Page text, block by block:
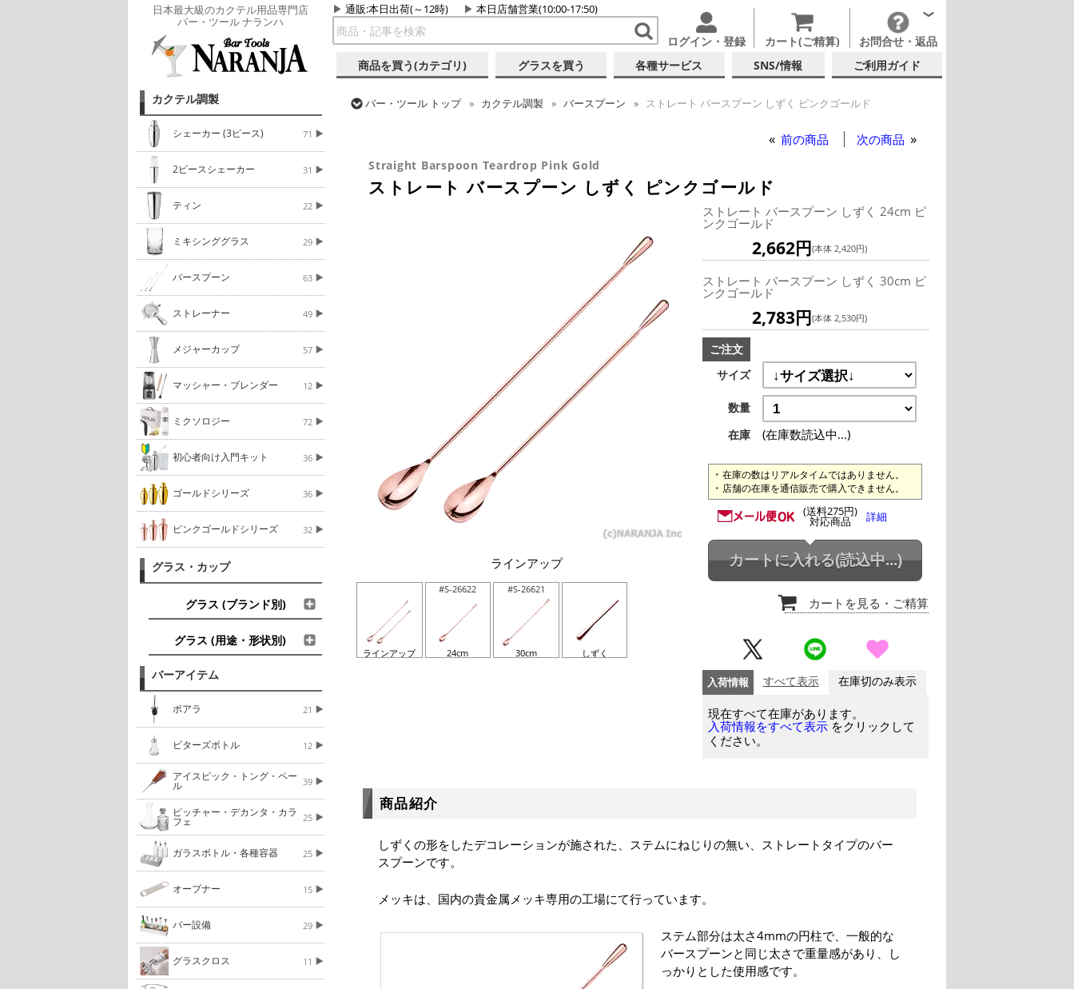
日本最大級のカクテル用品専門店
バー・ツール ナランハ
通販:本日出荷(～12時) 本日店舗営業(10:00-17:50)
ログイン・登録 カート(ご精算) お問合せ・返品
商品を買う(カテゴリ) グラスを買う 各種サービス SNS/情報 ご利用ガイド
カクテル調製
シェーカー (3ピース) 71
2ピースシェーカー 31
ティン 22
ミキシンググラス 29
バースプーン 63
ストレーナー 49
メジャーカップ 57
マッシャー・ブレンダー 12
ミクソロジー 72
初心者向け入門キット 36
ゴールドシリーズ 36
ピンクゴールドシリーズ 32
グラス・カップ
グラス (ブランド別)
グラス (用途・形状別)
バーアイテム
ポアラ 21
ビターズボトル 12
アイスピック・トング・ペー
ル 39
ピッチャー・デカンタ・カラ
フェ 25
ガラスボトル・各種容器 25
オープナー 15
バー設備 29
グラスクロス 11
バー・ツール トップ カクテル調製 バースプーン
ストレート バースプーン しずく ピンクゴールド
前の商品 次の商品
Straight Barspoon Teardrop Pink Gold
ストレート バースプーン しずく ピンクゴールド
ラインアップ
ラインアップ
#S-26622
24cm
#S-26621
30cm しずく
ストレート バースプーン しずく 24cm ピ
ンクゴールド
2,662円(本体 2,420円)
ストレート バースプーン しずく 30cm ピ
ンクゴールド
2,783円(本体 2,530円)
ご注文
サイズ
数量
在庫
(在庫数読込中...)
在庫の数はリアルタイムではありません。
店舗の在庫を通信販売で購入できません。
(送料275円)
対応商品 詳細
カートに入れる(読込中...)
カートを見る ・ご精算
入荷情報 すべて表示 在庫切のみ表示
現在すべて在庫があります。
入荷情報をすべて表示 をクリックして
ください。
商品紹介
しずくの形をしたデコレーションが施された、ステムにねじりの無い、ストレートタイプのバー
スプーンです。
メッキは、国内の貴金属メッキ専用の工場にて行っています。
ステム部分は太さ4mmの円柱で、一般的な
バースプーンと同じ太さで重量感があり、し
っかりとした使用感です。